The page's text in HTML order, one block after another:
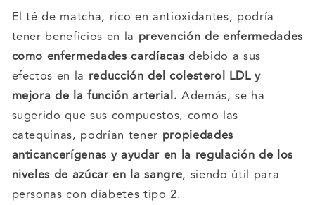
El té de matcha, rico en antioxidantes, podría
tener beneficios en la prevención de enfermedades
como enfermedades cardíacas debido a sus
efectos en la reducción del colesterol LDL y
mejora de la función arterial. Además, se ha
sugerido que sus compuestos, como las
catequinas, podrían tener propiedades
anticancerígenas y ayudar en la regulación de los
niveles de azúcar en la sangre, siendo útil para
personas con diabetes tipo 2.